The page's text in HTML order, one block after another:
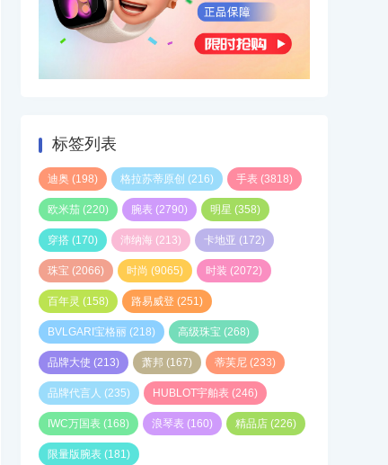
标签列表
迪奥 (198) 格拉苏蒂原创 (216) 手表 (3818)
欧米茄 (220) 腕表 (2790) 明星 (358)
穿搭 (170) 沛纳海 (213) 卡地亚 (172)
珠宝 (2066) 时尚 (9065) 时装 (2072)
百年灵 (158) 路易威登 (251)
BVLGARI宝格丽 (218) 高级珠宝 (268)
品牌大使 (213) 萧邦 (167) 蒂芙尼 (233)
品牌代言人 (235) HUBLOT宇舶表 (246)
IWC万国表 (168) 浪琴表 (160) 精品店 (226)
限量版腕表 (181)